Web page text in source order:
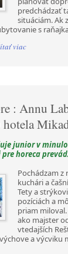
predchádzať
situáciám. Ak
s
viac
: Annu
junior v
horeca
Pochádzam z
kuchári a
Tety a
pozíciách a
priam
ako majster
vtedajších
a výcviku